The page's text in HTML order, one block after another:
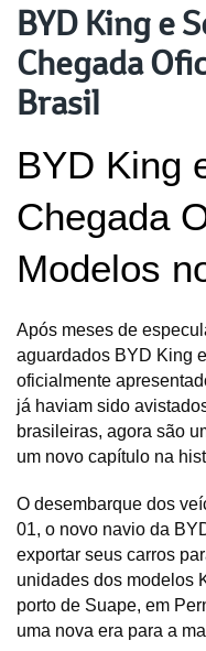
BYD King e
Chegada
Brasil
BYD King
Chegada
Modelos
Após meses de
aguardados BYD King
oficialmente
já haviam sido
brasileiras, agora são
um novo capítulo na
O desembarque dos
01, o novo navio da
exportar seus carros
unidades dos modelos
porto de Suape, em
uma nova era para a